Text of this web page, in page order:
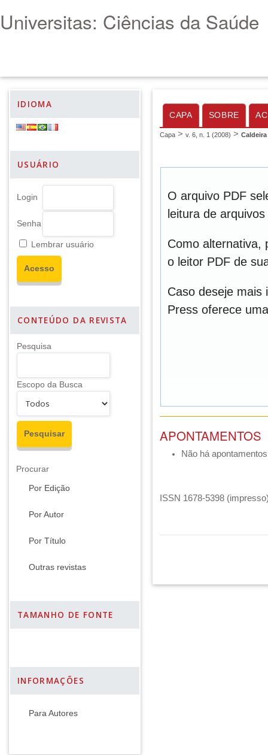
Universitas: Ciências da Saúde
IDIOMA
USUÁRIO
Login
Senha
Lembrar usuário
CONTEÚDO DA REVISTA
Pesquisa
Escopo da Busca
Procurar
Por Edição
Por Autor
Por Título
Outras revistas
TAMANHO DE FONTE
INFORMAÇÕES
Para Autores
CAPA SOBRE
Capa > v. 6, n. 1 (2008) > Caldeira
O arquivo PDF
leitura de
Como alternativa,
o leitor PDF de
Caso deseje mais
Press oferece
APONTAMENTOS
Não há
ISSN 1678-5398